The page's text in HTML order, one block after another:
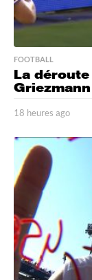
FOOTBALL
La
18 heures ago
h